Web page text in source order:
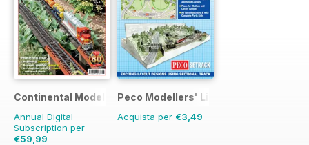
Continental Modeller
Annual Digital
Subscription per
€59,99
Peco Modellers' Library
Acquista per €3,49